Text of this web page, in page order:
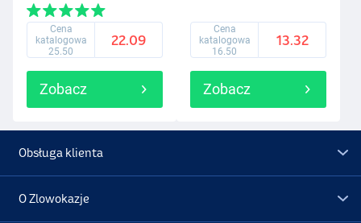
Cena
katalogowa
25.50
22.09
Zobacz
Cena
katalogowa
16.50
13.32
Zobacz
Obsługa klienta
O Zlowokazje